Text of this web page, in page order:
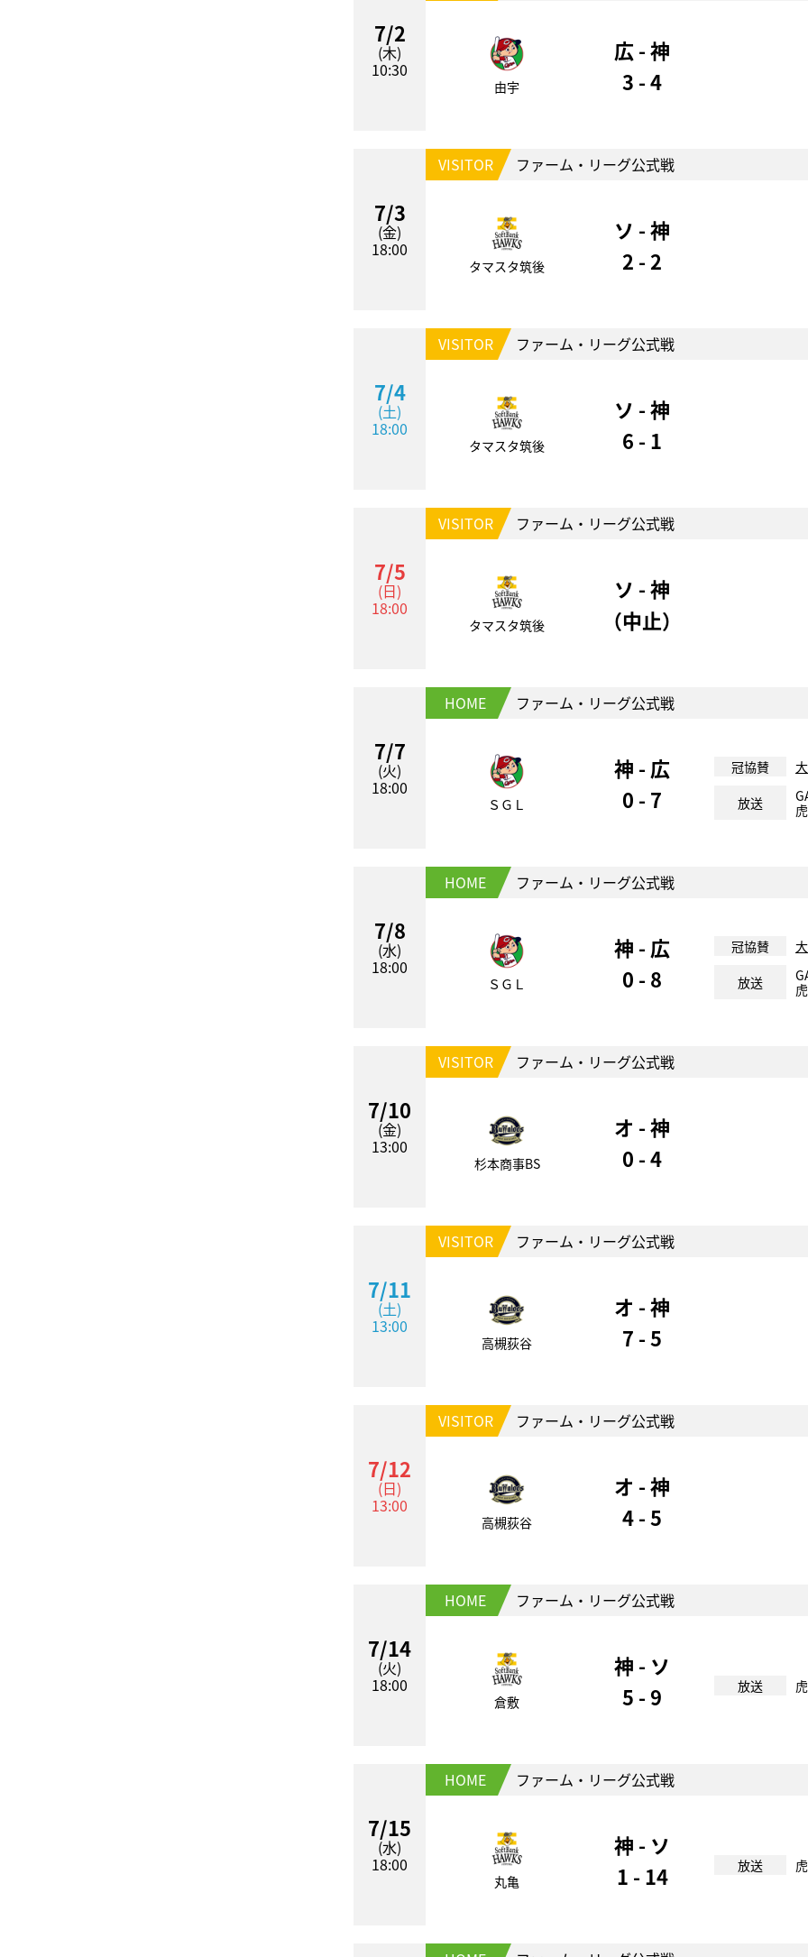
7/2
(木)
10:30
由宇
広 - 神
3 - 4
7/3
(金)
18:00
VISITOR ファーム・リーグ公式戦
タマスタ筑後
ソ - 神
2 - 2
7/4
(土)
18:00
VISITOR ファーム・リーグ公式戦
タマスタ筑後
ソ - 神
6 - 1
7/5
(日)
18:00
VISITOR ファーム・リーグ公式戦
タマスタ筑後
ソ - 神
（中止）
7/7
(火)
18:00
HOME ファーム・リーグ公式戦
ＳＧＬ
神 - 広
0 - 7
冠協賛
放送
7/8
(水)
18:00
HOME ファーム・リーグ公式戦
ＳＧＬ
神 - 広
0 - 8
冠協賛
放送
7/10
(金)
13:00
VISITOR ファーム・リーグ公式戦
杉本商事BS
オ - 神
0 - 4
7/11
(土)
13:00
VISITOR ファーム・リーグ公式戦
高槻荻谷
オ - 神
7 - 5
7/12
(日)
13:00
VISITOR ファーム・リーグ公式戦
高槻荻谷
オ - 神
4 - 5
7/14
(火)
18:00
HOME ファーム・リーグ公式戦
倉敷
神 - ソ
5 - 9
放送
7/15
(水)
18:00
HOME ファーム・リーグ公式戦
丸亀
神 - ソ
1 - 14
放送